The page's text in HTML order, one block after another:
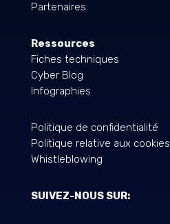
Partenaires
Ressources
Fiches techniques
Cyber Blog
Infographies
Politique de confidentialité
Politique relative aux cookies
Whistleblowing
SUIVEZ-NOUS SUR: